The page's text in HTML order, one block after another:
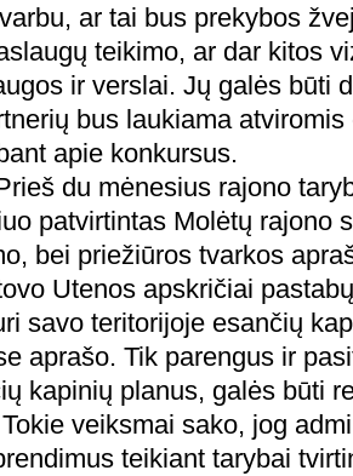
ar tai bus prekybos
teikimo, ar dar kitos
ir verslai. Jų galės būti
bus laukiama
apie konkursus.
du mėnesius rajono
patvirtintas Molėtų rajono
bei priežiūros tvarkos
Utenos apskričiai
savo teritorijoje esančių
aprašo. Tik parengus ir
kapinių planus, galės būti
veiksmai sako, jog
teikiant tarybai